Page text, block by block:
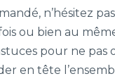
n’hésitez
ou bien au
pour ne pas
en tête